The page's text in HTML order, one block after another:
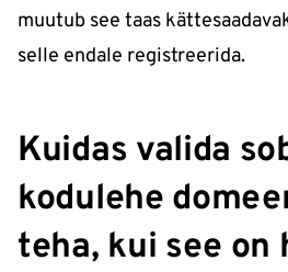
muutub see taas
selle endale registreerida.
Kuidas valida
kodulehe
teha, kui see on